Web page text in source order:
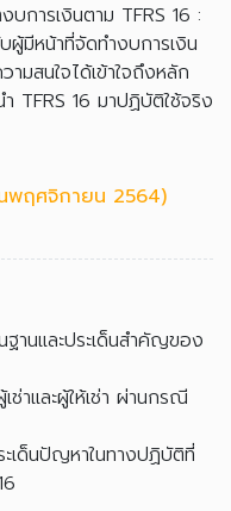
การเงินตาม TFRS 16 :
มีหน้าที่จัดทำงบการเงิน
มสนใจได้เข้าใจถึงหลัก
TFRS 16 มาปฏิบัติใช้จริง
พฤศจิกายน 2564)
ฐานและประเด็นสำคัญของ
ช่าและผู้ให้เช่า ผ่านกรณี
ะเด็นปัญหาในทางปฏิบัติที่